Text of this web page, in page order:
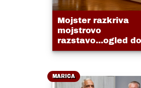
Mojster razkriva
mojstrovo
razstavo...ogled
MARICA